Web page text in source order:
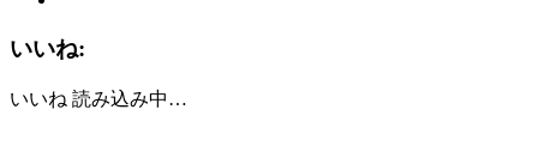
いいね:
いいね 読み込み中…